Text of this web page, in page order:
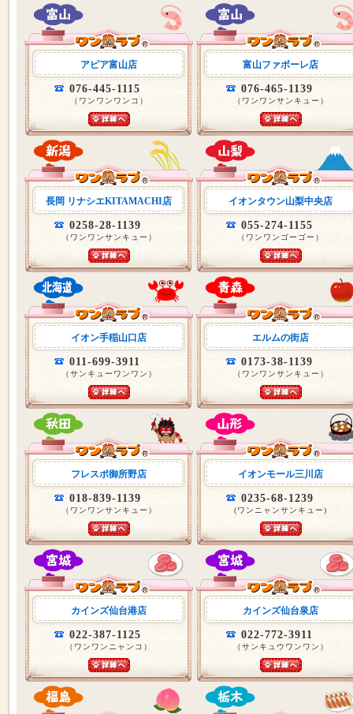
アピア富山店
076-445-1115
（ワンワンワンコ）
富山ファボーレ店
076-465-1139
（ワンワンサンキュー）
長岡 リナシエKITAMACHI店
0258-28-1139
（ワンワンサンキュー）
イオンタウン山梨中央店
055-274-1155
（ワンワンゴーゴー）
イオン手稲山口店
011-699-3911
（サンキューワンワン）
エルムの街店
0173-38-1139
（ワンワンサンキュー）
フレスポ御所野店
018-839-1139
（ワンワンサンキュー）
イオンモール三川店
0235-68-1239
(ワンニャンサンキュー)
カインズ仙台港店
022-387-1125
（ワンワンニャンコ）
カインズ仙台泉店
022-772-3911
（サンキュウワンワン）